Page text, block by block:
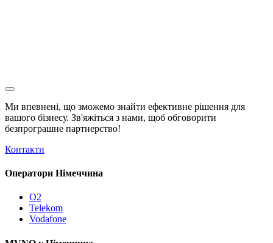
Ми впевнені, що зможемо знайти ефективне рішення для
вашого бізнесу. Зв'яжіться з нами, щоб обговорити
безпрограшне партнерство!
Контакти
Оператори Німеччина
O2
Telekom
Vodafone